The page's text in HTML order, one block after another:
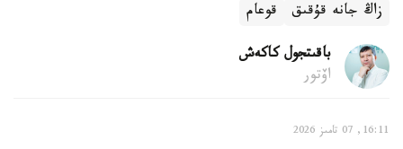
زاڭ جانە قۇقىق قوعام
باقىتجول كاكەش
اۆتور
16:11, 07 تامىز 2026